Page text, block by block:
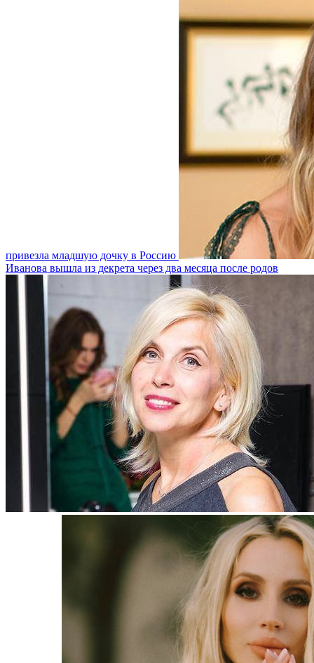
привезла младшую дочку в Россию
Иванова вышла из декрета через два месяца после родов